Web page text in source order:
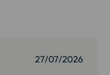
01/07/2026